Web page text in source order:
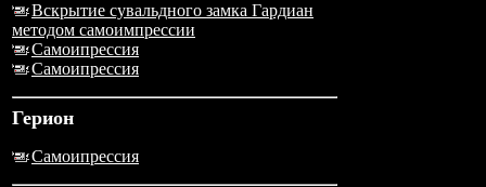
Вскрытие сувальдного замка Гардиан
методом самоимпрессии
Самоипрессия
Самоипрессия
Герион
Самоипрессия